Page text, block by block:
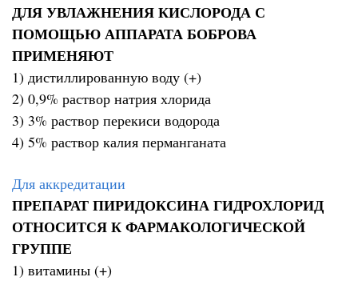
ДЛЯ УВЛАЖНЕНИЯ КИСЛОРОДА С
ПОМОЩЬЮ АППАРАТА БОБРОВА
ПРИМЕНЯЮТ
1) дистиллированную воду (+)
2) 0,9% раствор натрия хлорида
3) 3% раствор перекиси водорода
4) 5% раствор калия перманганата
Для аккредитации
ПРЕПАРАТ ПИРИДОКСИНА ГИДРОХЛОРИД
ОТНОСИТСЯ К ФАРМАКОЛОГИЧЕСКОЙ
ГРУППЕ
1) витамины (+)